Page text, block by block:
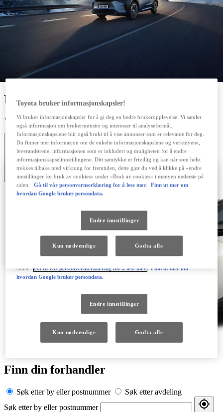
Toyota bruker informasjonskapsler!
Vi bruker informasjonskapsler for å gi deg en bedre brukeropplevelse. Vi samler
også informasjon om brukermønstre og interesser til analyseformål.
Informasjonskapslene blir også brukt til å vise annonser som er relevante for deg.
Du finner mer informasjon om de enkelte informasjonskapslene og verktøyene,
leverandørene, informasjonen som er inkludert og muligheten for å endre
informasjonskapselinnstillingene. Ditt samtykke er frivillig og kan når som helst
trekkes tilbake med virkning for fremtiden, dette gjør du ved å klikke på «endre
innstillinger for bruk av cookies» under «Bruk av cookies» i menyen nederste på
siden.
Gå til vår personvernserklæring for å lese mer.
Finn ut mer om
hvordan Google bruker persondata.
Endre innstillinger
Kun nødvendige Godta alle